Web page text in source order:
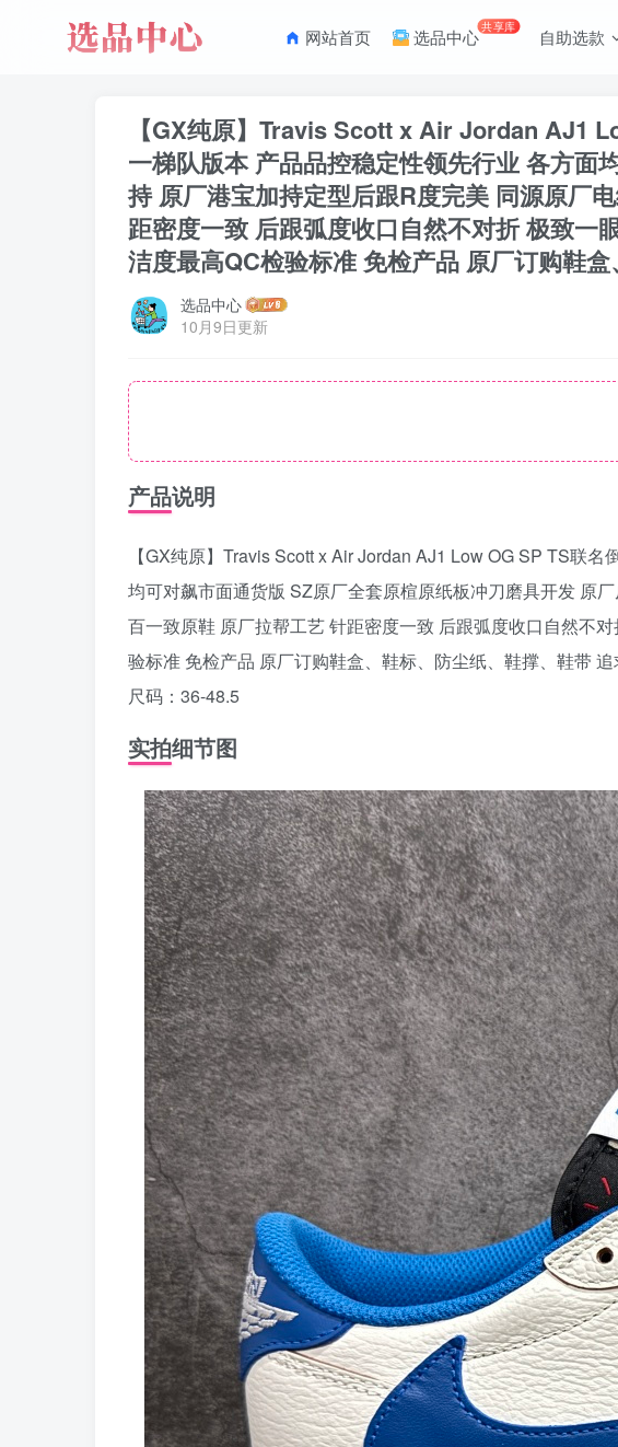
网站首页 选品中心共享库 自助选款
【GX纯原】Travis Scott x Air Jordan AJ1
一梯队版本 产品品控稳定性领先行业 各方面
持 原厂港宝加持定型后跟R度完美 同源原厂
距密度一致 后跟弧度收口自然不对折 极致一
洁度最高QC检验标准 免检产品 原厂订购鞋
选品中心
10月9日更新
产品说明
【GX纯原】Travis Scott x Air Jordan AJ1 Low OG SP TS联
均可对飙市面通货版 SZ原厂全套原楦原纸板冲刀磨具开发 原
百一致原鞋 原厂拉帮工艺 针距密度一致 后跟弧度收口自然不
验标准 免检产品 原厂订购鞋盒、鞋标、防尘纸、鞋撑、鞋带
尺码：36-48.5
实拍细节图